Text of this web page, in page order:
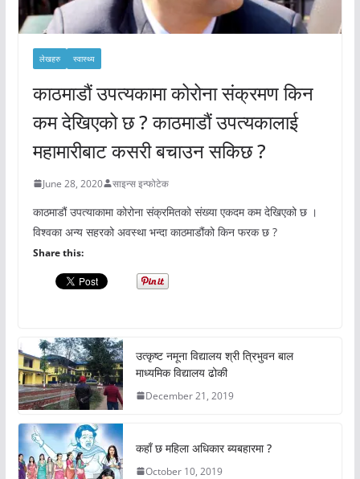
लेखहरु स्वास्थ्य
काठमाडौं उपत्यकामा कोरोना संक्रमण किन
कम देखिएको छ ? काठमाडौं उपत्यकालाई
महामारीबाट कसरी बचाउन सकिछ ?
June 28, 2020 साइन्स इन्फोटेक
काठमाडौं उपत्याकामा कोरोना संक्रमितको संख्या एकदम कम देखिएको छ ।
विश्वका अन्य सहरको अवस्था भन्दा काठमाडौंको किन फरक छ ?
Share this:
उत्कृष्ट नमूना विद्यालय श्री त्रिभुवन बाल
माध्यमिक विद्यालय ढोकी
December 21, 2019
कहाँ छ महिला अधिकार ब्यबहारमा ?
October 10, 2019